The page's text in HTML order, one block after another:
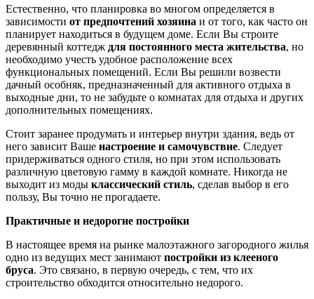
Естественно, что планировка во многом определяется в
зависимости от предпочтений хозяина и от того, как часто он
планирует находиться в будущем доме. Если Вы строите
деревянный коттедж для постоянного места жительства, но
необходимо учесть удобное расположение всех
функциональных помещений. Если Вы решили возвести
дачный особняк, предназначенный для активного отдыха в
выходные дни, то не забудьте о комнатах для отдыха и других
дополнительных помещениях.
Стоит заранее продумать и интерьер внутри здания, ведь от
него зависит Ваше настроение и самочувствие. Следует
придерживаться одного стиля, но при этом использовать
различную цветовую гамму в каждой комнате. Никогда не
выходит из моды классический стиль, сделав выбор в его
пользу, Вы точно не прогадаете.
Практичные и недорогие постройки
В настоящее время на рынке малоэтажного загородного жилья
одно из ведущих мест занимают постройки из клееного
бруса. Это связано, в первую очередь, с тем, что их
строительство обходится относительно недорого.